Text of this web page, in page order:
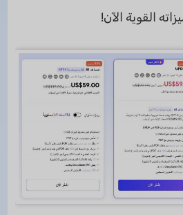
القوية الآن!